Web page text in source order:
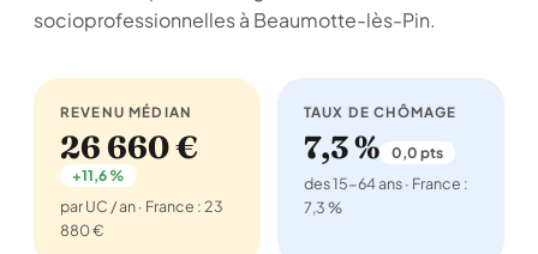
socioprofessionnelles à Beaumotte-lès-Pin.
REVENU MÉDIAN
26 660 €
+11,6 %
par UC / an · France : 23
880 €
TAUX DE CHÔMAGE
7,3 % 0,0 pts
des 15-64 ans · France :
7,3 %